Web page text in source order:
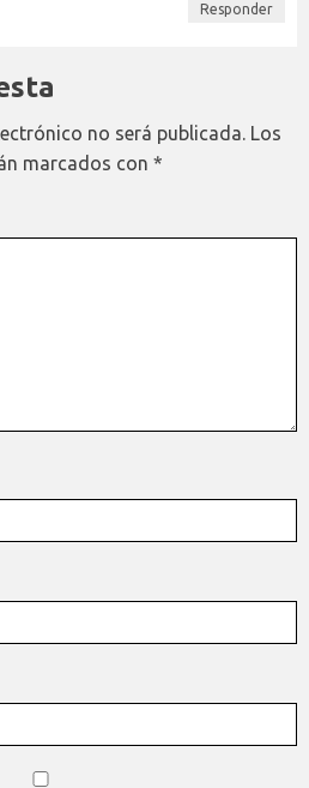
Responder
no será publicada. Los
marcados con *